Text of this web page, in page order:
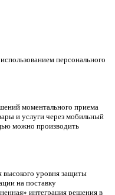
персонального
моментального приема
и услуги через мобильный
можно производить
уровня защиты
на поставку
интеграция решения в